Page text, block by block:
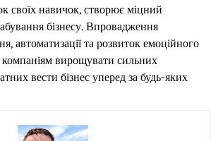
своїх навичок, створює міцний
бізнесу. Впровадження
автоматизації та розвиток емоційного
компаніям вирощувати сильних
вести бізнес уперед за будь-яких